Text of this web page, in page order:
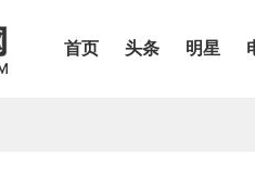
首页 头条 明星